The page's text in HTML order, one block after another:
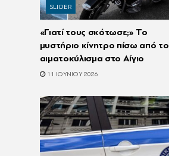
SLIDER
«Γιατί τους σκότωσε;» Το
μυστήριο κίνητρο πίσω από το
αιματοκύλισμα στο Αίγιο
11 ΙΟΥΝΊΟΥ 2026